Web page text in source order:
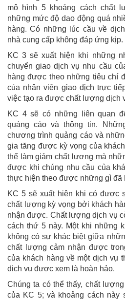
mô hình 5 khoảng cách chất
những mức độ dao động quá
hàng. Có những lúc cầu về
nhà cung cấp không đáp ứng kịp.
KC 3 sẽ xuất hiện khi những
chuyển giao dịch vụ nhu cầu
hàng được theo những tiêu chí
của nhân viên giao dịch trực
việc tạo ra được chất lượng dịch
KC 4 sẽ có những liên quan
quảng cáo và thông tin.
chương trình quảng cáo và
gia tăng được kỳ vọng của
thể làm giảm chất lượng mà
được khi chúng nhu cầu của
thực hiện theo được những gì đã
KC 5 sẽ xuất hiện khi có được
chất lượng kỳ vọng bởi khách
nhận được. Chất lượng dịch vụ
cách thứ 5 này. Một khi những
không có sự khác biệt giữa
chất lượng cảm nhận được
của khách hàng về một dịch vụ
dịch vụ được xem là hoàn hảo.
Chúng ta có thể thấy, chất
của KC 5; và khoảng cách này